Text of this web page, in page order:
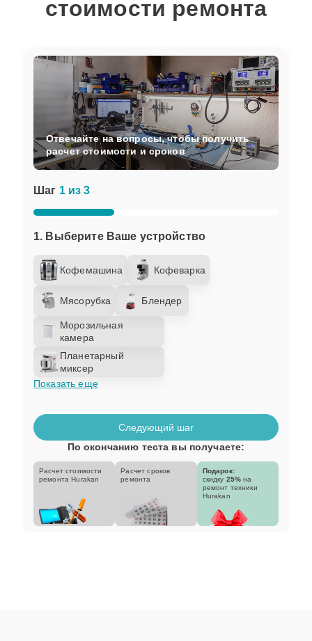
стоимости ремонта
Шаг 1 из 3
1. Выберите Ваше устройство
Кофемашина Кофеварка
Мясорубка Блендер
Морозильная
камера
Планетарный
миксер
Показать еще
Отвечайте на вопросы, чтобы получить
расчет стоимости и сроков
Следующий шаг
По окончанию теста вы получаете:
Расчет стоимости
ремонта Hurakan
Расчет сроков
ремонта
Подарок:
скидку 25% на
ремонт техники
Hurakan